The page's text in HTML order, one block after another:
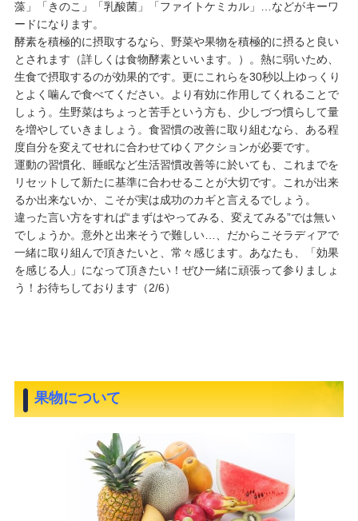
藻」「きのこ」「乳酸菌」「ファイトケミカル」…などがキーワ
ードになります。
酵素を積極的に摂取するなら、野菜や果物を積極的に摂ると良い
とされます（詳しくは食物酵素といいます。）。熱に弱いため、
生食で摂取するのが効果的です。更にこれらを30秒以上ゆっくり
とよく噛んで食べてください。より有効に作用してくれることで
しょう。生野菜はちょっと苦手という方も、少しづつ慣らして量
を増やしていきましょう。食習慣の改善に取り組むなら、ある程
度自分を変えてせれに合わせてゆくアクションが必要です。
運動の習慣化、睡眠など生活習慣改善等に於いても、これまでを
リセットして新たに基準に合わせることが大切です。これが出来
るか出来ないか、こそが実は成功のカギと言えるでしょう。
違った言い方をすれば“まずはやってみる、変えてみる”では無い
でしょうか。意外と出来そうで難しい…、だからこそラディアで
一緒に取り組んで頂きたいと、常々感じます。あなたも、「効果
を感じる人」になって頂きたい！ぜひ一緒に頑張って参りましょ
う！お待ちしております（2/6）
果物について